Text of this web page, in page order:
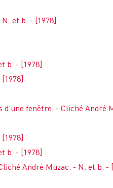
et b. - [1978]
b. - [1978]
fenêtre. - Cliché André
b. - [1978]
André Muzac. - N. et b. -